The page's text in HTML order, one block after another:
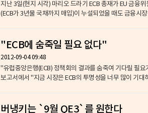
지난 3일(현지 시각) 마리오 드라기 ECB 총재가 EU 금융
(ECB가 3년물 국채까지 매입)이 누설되었을 때도 금융시
"ECB에 숨죽일 필요 없다"
2012-09-04 09:48
"유럽중앙은행(ECB) 정책회의 결과를 숨죽여 기다릴 필
보고서에서 "지금 시장은 ECB의 투명성을 너무 많이 기대
버냉키는 `9월 QE3`를 원한다